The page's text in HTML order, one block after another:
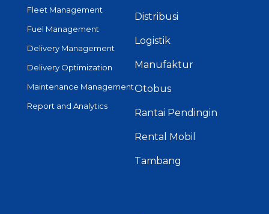
Fleet Management
Fuel Management
Delivery Management
Delivery Optimization
Maintenance Management
Report and Analytics
Distribusi
Logistik
Manufaktur
Otobus
Rantai Pendingin
Rental Mobil
Tambang